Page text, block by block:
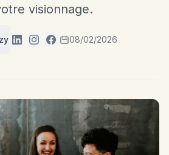
visionnage.
08/02/2026